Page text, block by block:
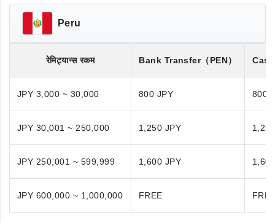
Peru
रेमिट्यान्स रकम Bank Transfer（PEN）
JPY 3,000 ~ 30,000 800 JPY 800
JPY 30,001 ~ 250,000 1,250 JPY
JPY 250,001 ~ 599,999 1,600 JPY
JPY 600,000 ~ 1,000,000 FREE